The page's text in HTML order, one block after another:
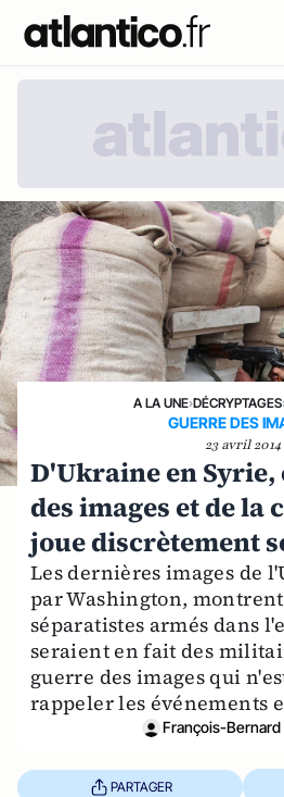
A LA UNE›DÉCRYPTAGES
GUERRE DES
23 avril 2014
D'Ukraine en
des images et de la
joue discrètement
Les dernières images de
par Washington,
séparatistes armés dans
seraient en fait des
guerre des images qui
rappeler les événements
François-Bernard
PARTAGER